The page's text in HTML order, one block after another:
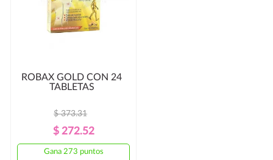
ROBAX GOLD CON 24
TABLETAS
Precio
Regular
$ 373.31
Precio
$ 272.52
Gana 273 puntos